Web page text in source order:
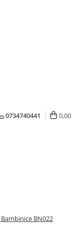
0734740441 0,00
BN022